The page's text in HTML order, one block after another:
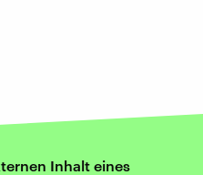
Inhalt eines